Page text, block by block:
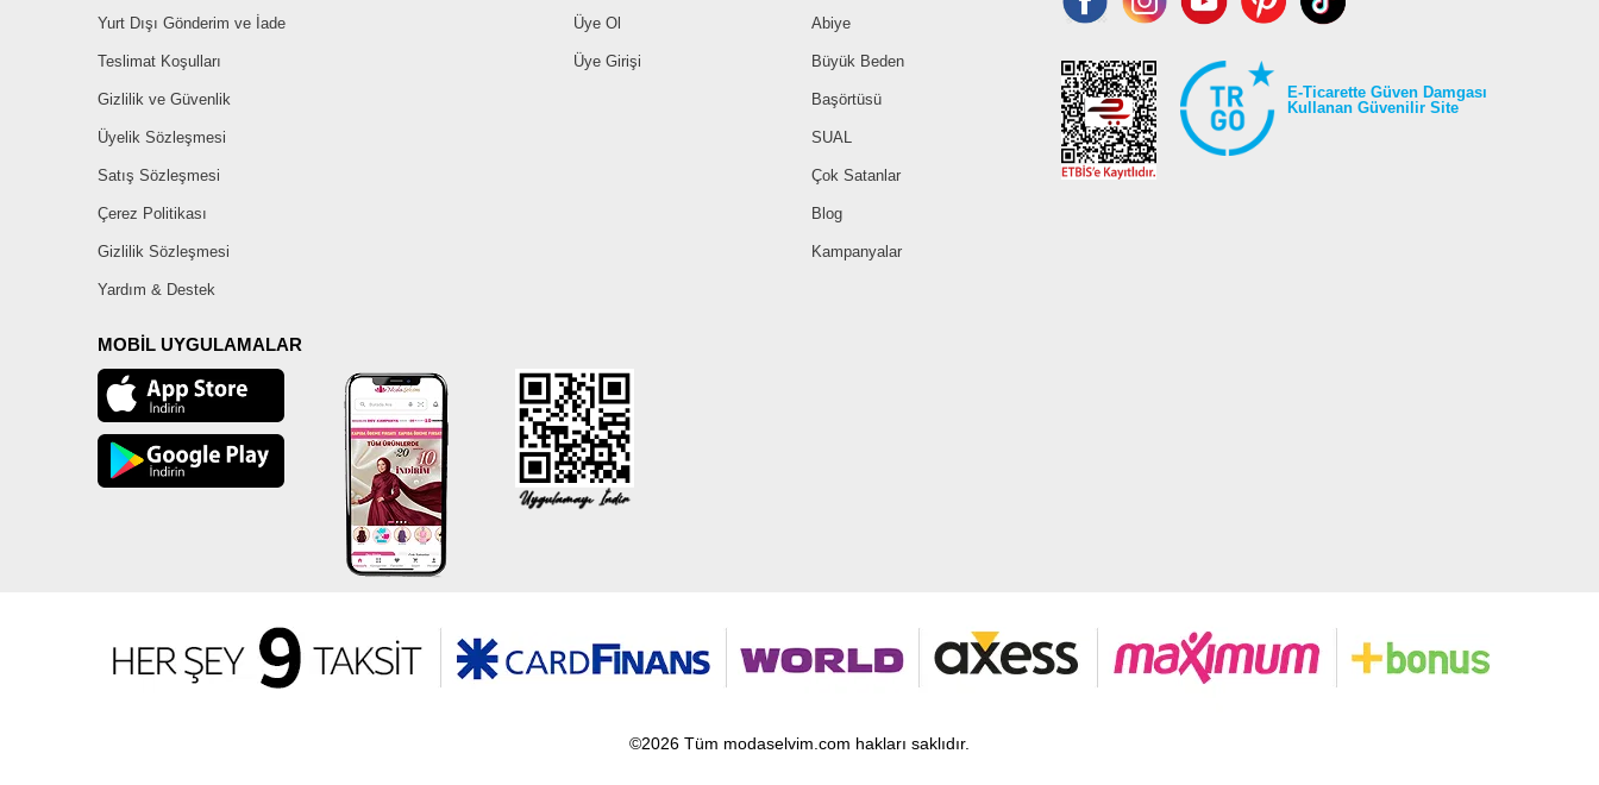
Yurt Dışı Gönderim ve İade
Teslimat Koşulları
Gizlilik ve Güvenlik
Üyelik Sözleşmesi
Satış Sözleşmesi
Çerez Politikası
Gizlilik Sözleşmesi
Yardım & Destek
Üye Ol
Üye Girişi
Abiye
Büyük Beden
Başörtüsü
SUAL
Çok Satanlar
Blog
Kampanyalar
MOBİL UYGULAMALAR
E-Ticarette Güven Damgası
Kullanan Güvenilir Site
©2026 Tüm modaselvim.com hakları saklıdır.